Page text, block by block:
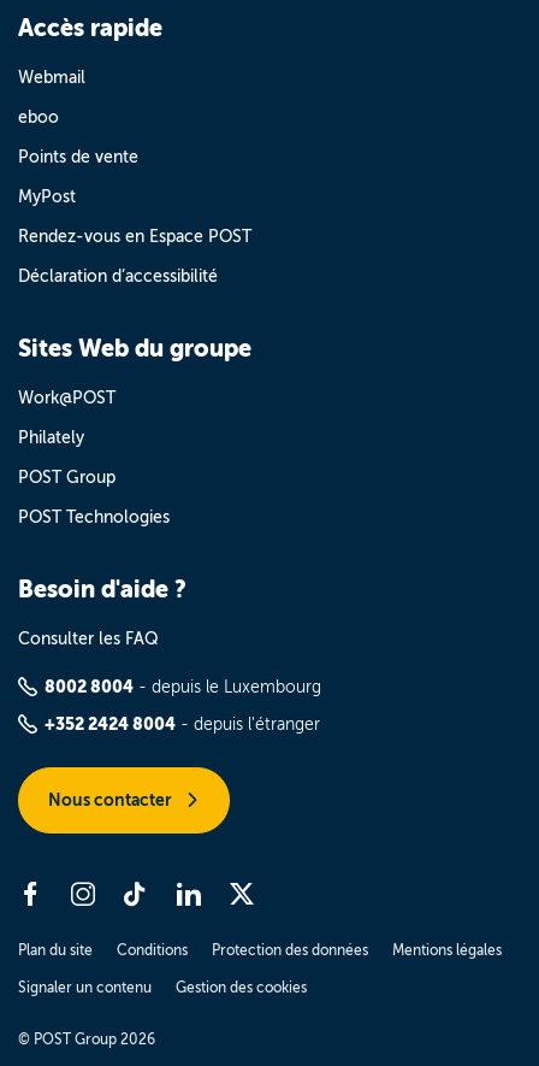
Accès rapide
Webmail
eboo
Points de vente
MyPost
Rendez-vous en Espace POST
Déclaration d’accessibilité
Sites Web du groupe
Work@POST
Philately
POST Group
POST Technologies
Besoin d'aide ?
Consulter les FAQ
8002 8004 - depuis le Luxembourg
+352 2424 8004 - depuis l'étranger
Nous contacter
Plan du site Conditions Protection des données Mentions légales
Signaler un contenu Gestion des cookies
© POST Group 2026